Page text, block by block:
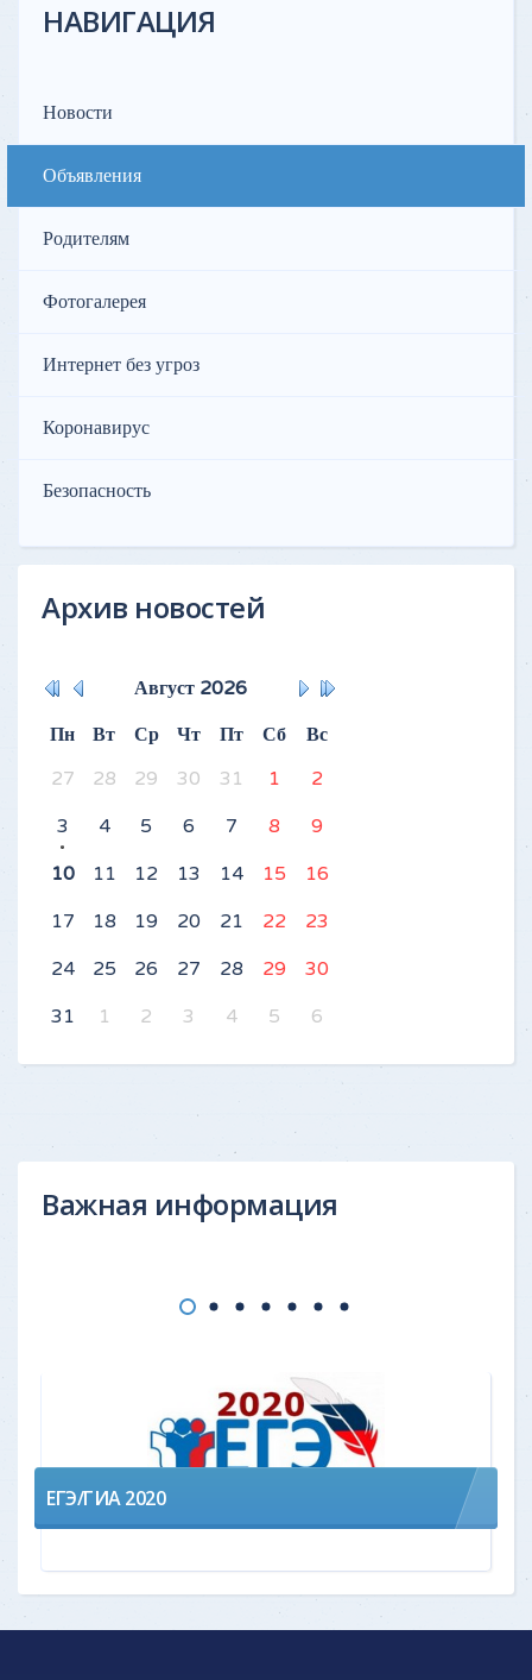
НАВИГАЦИЯ
Новости
Объявления
Родителям
Фотогалерея
Интернет без угроз
Коронавирус
Безопасность
Архив новостей
Август 2026
Пн
Вт Ср Чт Пт Сб
Вс
27
28 29 30 31 1
2
3
4 5 6 7 8
9
10
11 12 13 14 15
16
17
18 19 20 21 22
23
24
25 26 27 28 29
30
31
1 2 3 4 5 6
Важная информация
ЕГЭ/ГИА 2020